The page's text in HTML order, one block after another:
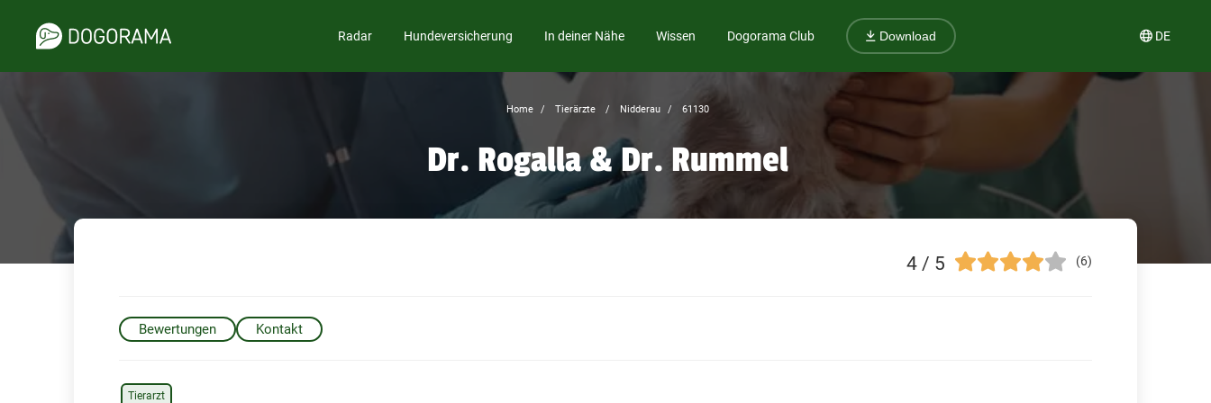
Radar Hundeversicherung In deiner Nähe Wissen Dogorama Club Download DE
Home Tierärzte Nidderau 61130
Dr. Rogalla & Dr. Rummel
4 / 5 (6)
Bewertungen Kontakt
Tierarzt